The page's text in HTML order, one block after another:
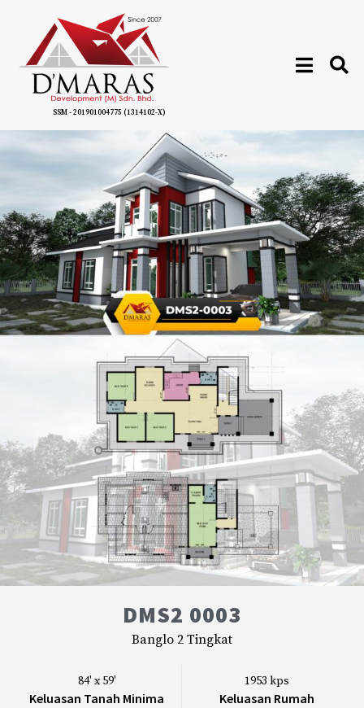
SSM - 201901004775 (1314102-X)
DMS2 0003
Banglo 2 Tingkat
84' x 59'
Keluasan Tanah Minima
1953 kps
Keluasan Rumah